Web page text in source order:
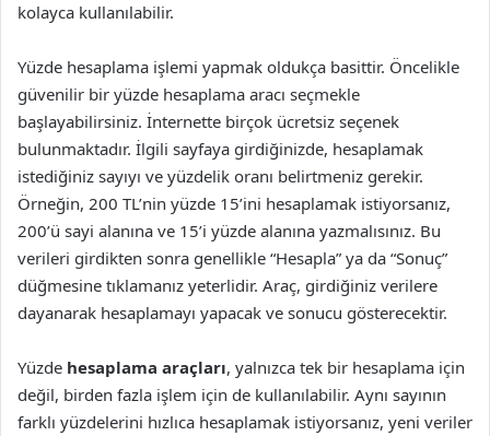
kolayca kullanılabilir.
Yüzde hesaplama işlemi yapmak oldukça basittir. Öncelikle
güvenilir bir yüzde hesaplama aracı seçmekle
başlayabilirsiniz. İnternette birçok ücretsiz seçenek
bulunmaktadır. İlgili sayfaya girdiğinizde, hesaplamak
istediğiniz sayıyı ve yüzdelik oranı belirtmeniz gerekir.
Örneğin, 200 TL’nin yüzde 15’ini hesaplamak istiyorsanız,
200’ü sayi alanına ve 15’i yüzde alanına yazmalısınız. Bu
verileri girdikten sonra genellikle “Hesapla” ya da “Sonuç”
düğmesine tıklamanız yeterlidir. Araç, girdiğiniz verilere
dayanarak hesaplamayı yapacak ve sonucu gösterecektir.
Yüzde hesaplama araçları, yalnızca tek bir hesaplama için
değil, birden fazla işlem için de kullanılabilir. Aynı sayının
farklı yüzdelerini hızlıca hesaplamak istiyorsanız, yeni veriler